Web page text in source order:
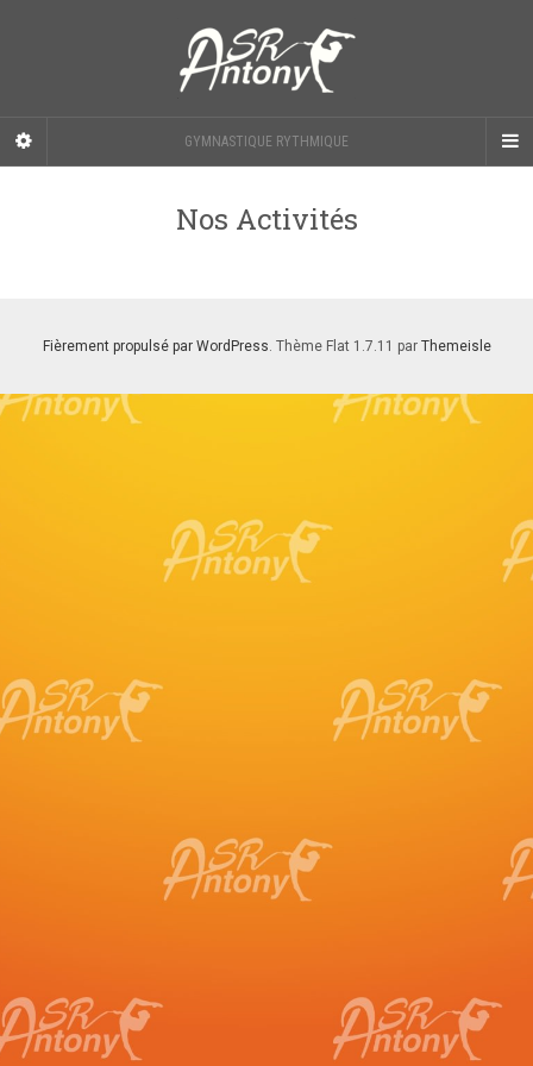
GYMNASTIQUE RYTHMIQUE
Nos Activités
Fièrement propulsé par WordPress. Thème Flat 1.7.11 par Themeisle